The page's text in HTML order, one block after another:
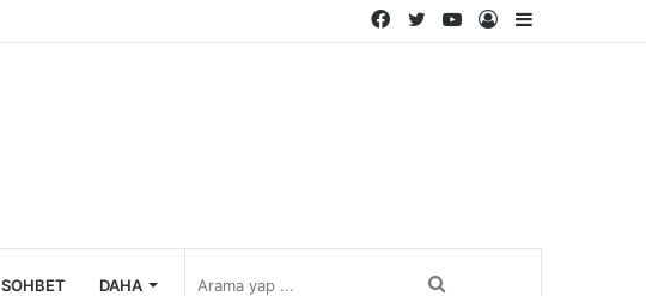
Kenar
Kayıt
YouTube
Twitter
Facebook
SOHBET DAHA